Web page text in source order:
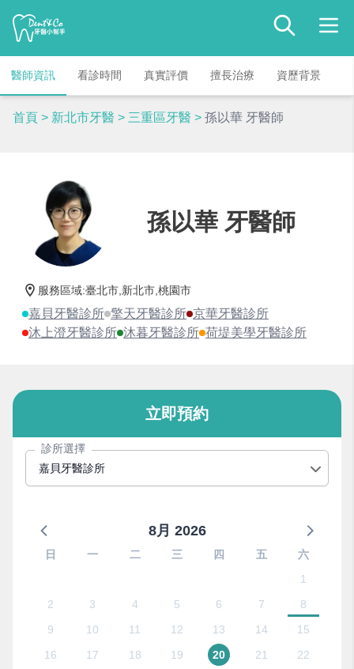
醫師資訊 看診時間 真實評價 擅長治療 資歷背景
首頁 > 新北市牙醫 > 三重區牙醫 > 孫以華 牙醫師
孫以華 牙醫師
服務區域:臺北市,新北市,桃園市
嘉貝牙醫診所 擎天牙醫診所 京華牙醫診所
沐上澄牙醫診所 沐暮牙醫診所 荷堤美學牙醫診所
立即預約
診所選擇
嘉貝牙醫診所
8月 2026
日 一 二 三 四 五
六
1
2
3 4 5 6 7
8
9
10 11 12 13 14
15
16
17 18 19 20 21
22